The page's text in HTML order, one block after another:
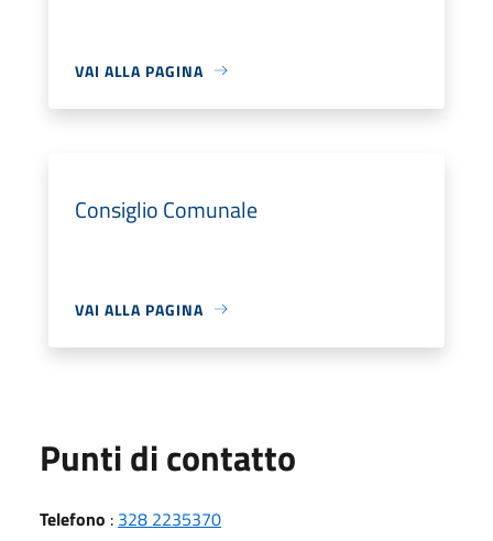
VAI ALLA PAGINA
Consiglio Comunale
VAI ALLA PAGINA
Punti di contatto
Telefono : 328 2235370